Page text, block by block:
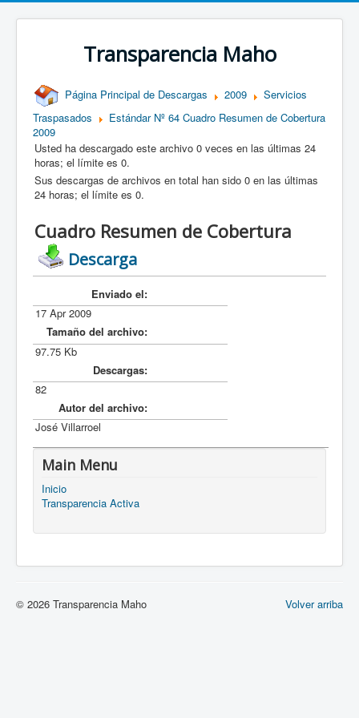
Transparencia Maho
Página Principal de Descargas 2009
Servicios
Traspasados
Estándar Nº 64 Cuadro Resumen de Cobertura
2009
Usted ha descargado este archivo 0 veces en las últimas 24
horas; el límite es 0.
Sus descargas de archivos en total han sido 0 en las últimas
24 horas; el límite es 0.
Cuadro Resumen de Cobertura
Descarga
Enviado el:
17 Apr 2009
Tamaño del archivo:
97.75 Kb
Descargas:
82
Autor del archivo:
José Villarroel
Main Menu
Inicio
Transparencia Activa
Volver arriba
© 2026 Transparencia Maho